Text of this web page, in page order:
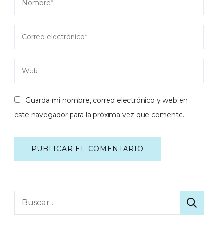
Guarda mi nombre, correo electrónico y web en
este navegador para la próxima vez que comente.
Buscar: